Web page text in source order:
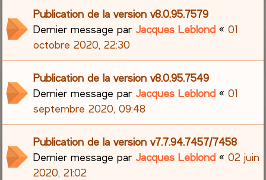
Publication de la version v8.0.95.7579
Dernier message parJacques Leblond «01
octobre 2020, 22:30
Publication de la version v8.0.95.7549
Dernier message parJacques Leblond «01
septembre 2020, 09:48
Publication de la version v7.7.94.7457/7458
Dernier message parJacques Leblond «02 juin
2020, 21:02